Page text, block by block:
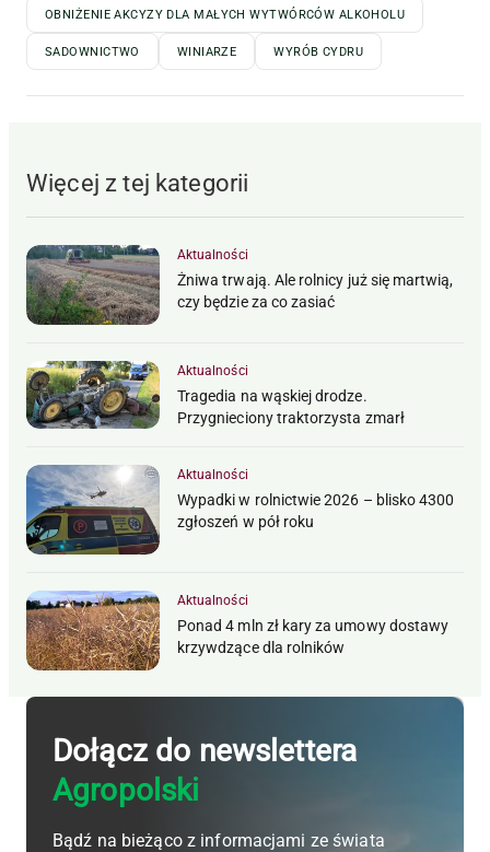
OBNIŻENIE AKCYZY DLA MAŁYCH WYTWÓRCÓW ALKOHOLU
SADOWNICTWO WINIARZE WYRÓB CYDRU
Więcej z tej kategorii
Aktualności
Żniwa trwają. Ale rolnicy już się martwią,
czy będzie za co zasiać
Aktualności
Tragedia na wąskiej drodze.
Przygnieciony traktorzysta zmarł
Aktualności
Wypadki w rolnictwie 2026 – blisko 4300
zgłoszeń w pół roku
Aktualności
Ponad 4 mln zł kary za umowy dostawy
krzywdzące dla rolników
Dołącz do newslettera
Agropolski
Bądź na bieżąco z informacjami ze świata